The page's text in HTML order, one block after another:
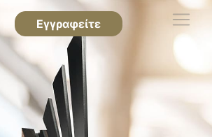
Εγγραφείτε